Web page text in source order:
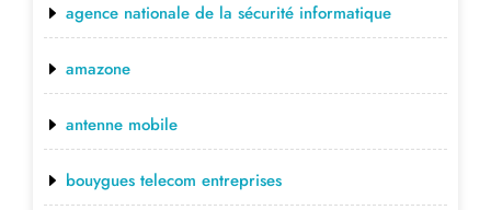
agence nationale de la sécurité informatique
amazone
antenne mobile
bouygues telecom entreprises